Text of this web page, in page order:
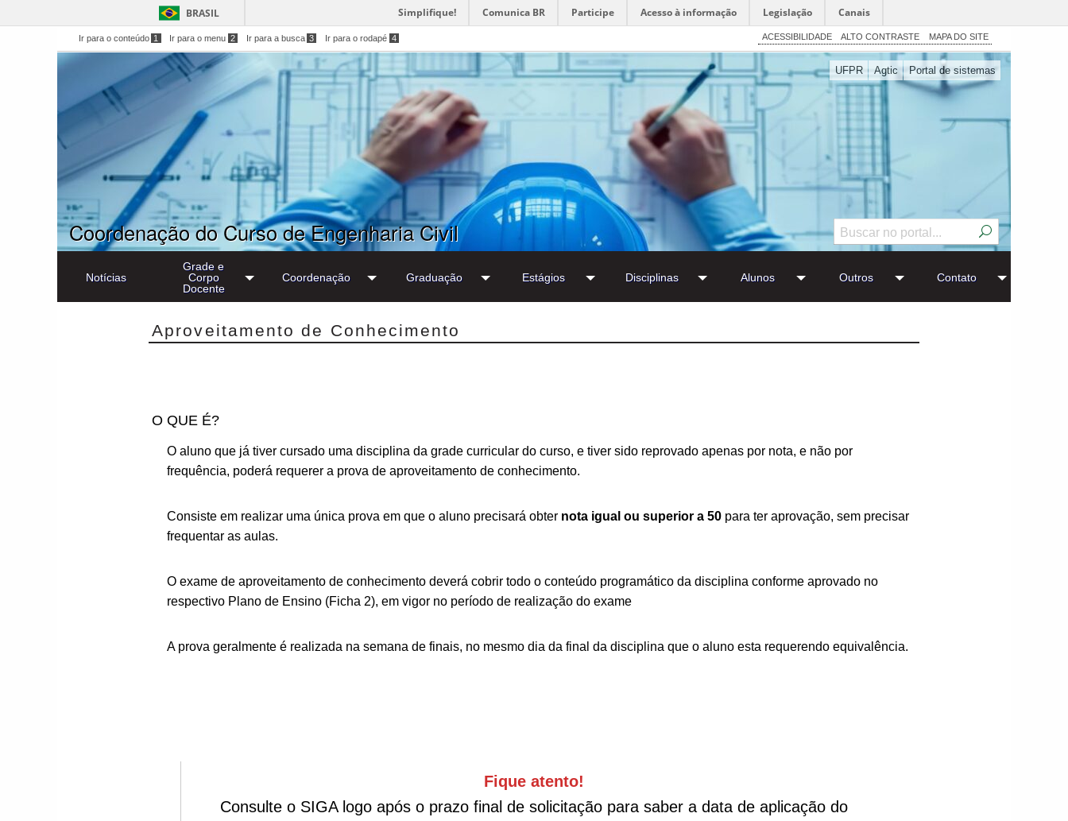
BRASIL Simplifique! Comunica BR Participe Acesso à informação Legislação Canais
Ir para o conteúdo 1 Ir para o menu 2 Ir para a busca 3 Ir para o rodapé 4 ACESSIBILIDADE ALTO CONTRASTE MAPA DO SITE
UFPR Agtic Portal de sistemas
Coordenação do Curso de Engenharia Civil
Notícias
Grade e
Corpo
Docente
Coordenação Graduação Estágios Disciplinas Alunos Outros Contato
Aproveitamento de Conhecimento
O QUE É?
O aluno que já tiver cursado uma disciplina da grade curricular do curso, e tiver sido reprovado apenas por nota, e não por
frequência, poderá requerer a prova de aproveitamento de conhecimento.
Consiste em realizar uma única prova em que o aluno precisará obter nota igual ou superior a 50 para ter aprovação, sem precisar
frequentar as aulas.
O exame de aproveitamento de conhecimento deverá cobrir todo o conteúdo programático da disciplina conforme aprovado no
respectivo Plano de Ensino (Ficha 2), em vigor no período de realização do exame
A prova geralmente é realizada na semana de finais, no mesmo dia da final da disciplina que o aluno esta requerendo equivalência.
Fique atento!
Consulte o SIGA logo após o prazo final de solicitação para saber a data de aplicação do